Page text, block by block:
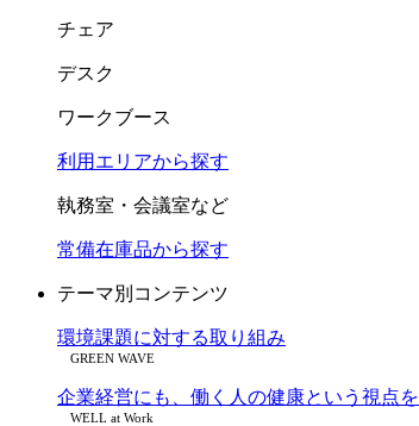
チェア
デスク
ワークブース
利用エリアから探す
執務室・会議室など
常備在庫品から探す
テーマ別コンテンツ
環境課題に対する取り組み
GREEN WAVE
企業経営にも、働く人の健康という視点を
WELL at Work